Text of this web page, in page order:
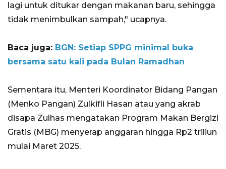
lagi untuk ditukar dengan makanan baru, sehingga
tidak menimbulkan sampah," ucapnya.
Baca juga: BGN: Setiap SPPG minimal buka
bersama satu kali pada Bulan Ramadhan
Sementara itu, Menteri Koordinator Bidang Pangan
(Menko Pangan) Zulkifli Hasan atau yang akrab
disapa Zulhas mengatakan Program Makan Bergizi
Gratis (MBG) menyerap anggaran hingga Rp2 triliun
mulai Maret 2025.